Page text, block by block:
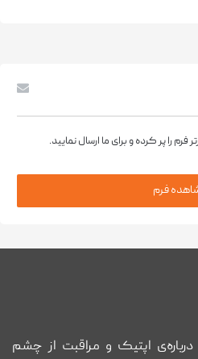
را پر کرده و برای ما ارسال نمایید.
فرم
اپتیک و مراقبت از چشم